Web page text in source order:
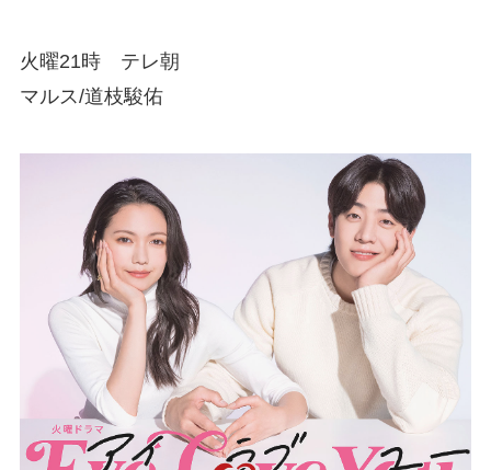
火曜21時 テレ朝
マルス/道枝駿佑